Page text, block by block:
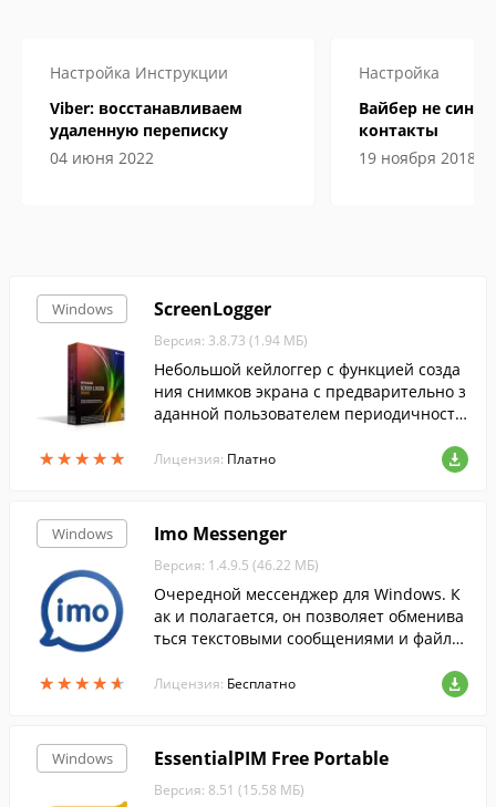
Настройка Инструкции
Viber: восстанавливаем
удаленную переписку
04 июня 2022
Настройка
Вайбер не
контакты
19 ноября 2018
Windows
★★★★★
★★★★★
ScreenLogger
Версия: 3.8.73 (1.94 МБ)
Небольшой кейлоггер с функцией созда
ния снимков экрана с предварительно з
аданной пользователем периодичность
Лицензия: Платно
Windows
★★★★★
★★★★★
Imo Messenger
Версия: 1.4.9.5 (46.22 МБ)
Очередной мессенджер для Windows. К
ак и полагается, он позволяет обменива
ться текстовыми сообщениями и файла
и.
Лицензия: Бесплатно
Windows EssentialPIM Free Portable
Версия: 8.51 (15.58 МБ)